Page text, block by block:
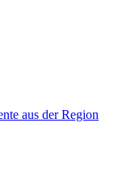
aus der Region